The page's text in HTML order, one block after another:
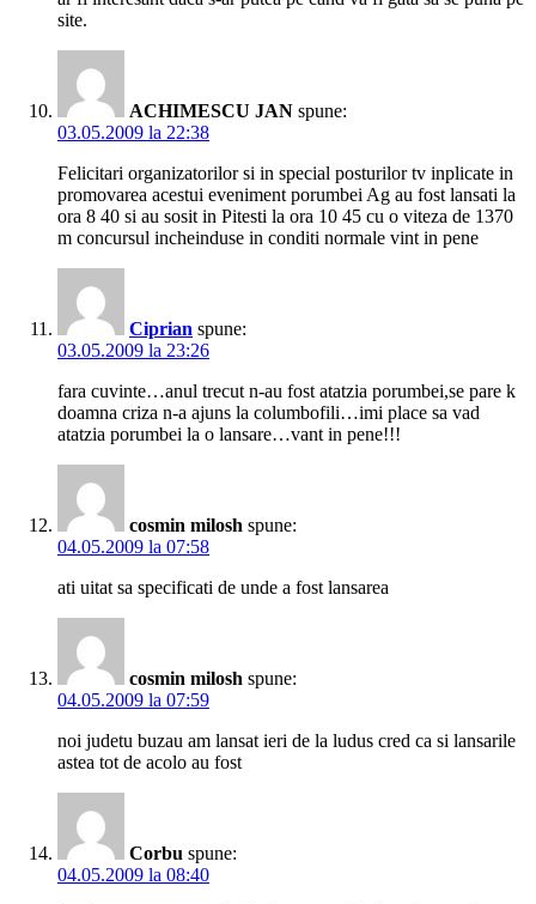
site.
ACHIMESCU JAN spune:
03.05.2009 la 22:38
Felicitari organizatorilor si in special posturilor tv inplicate in
promovarea acestui eveniment porumbei Ag au fost lansati la
ora 8 40 si au sosit in Pitesti la ora 10 45 cu o viteza de 1370
m concursul incheinduse in conditi normale vint in pene
Ciprian spune:
03.05.2009 la 23:26
fara cuvinte…anul trecut n-au fost atatzia porumbei,se pare k
doamna criza n-a ajuns la columbofili…imi place sa vad
atatzia porumbei la o lansare…vant in pene!!!
cosmin milosh spune:
04.05.2009 la 07:58
ati uitat sa specificati de unde a fost lansarea
cosmin milosh spune:
04.05.2009 la 07:59
noi judetu buzau am lansat ieri de la ludus cred ca si lansarile
astea tot de acolo au fost
Corbu spune:
04.05.2009 la 08:40